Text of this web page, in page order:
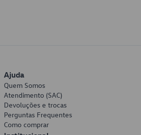
Ajuda
Quem Somos
Atendimento (SAC)
Devoluções e trocas
Perguntas Frequentes
Como comprar